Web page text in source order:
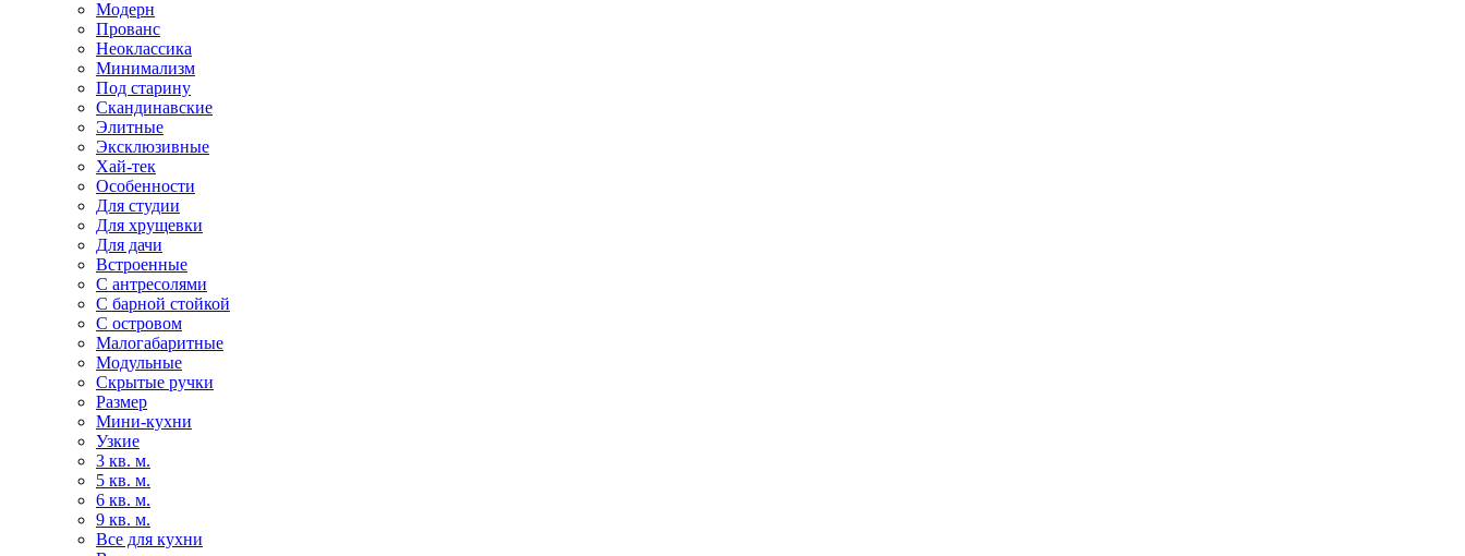
Модерн
Прованс
Неоклассика
Минимализм
Под старину
Скандинавские
Элитные
Эксклюзивные
Хай-тек
Особенности
Для студии
Для хрущевки
Для дачи
Встроенные
С антресолями
С барной стойкой
С островом
Малогабаритные
Модульные
Скрытые ручки
Размер
Мини-кухни
Узкие
3 кв. м.
5 кв. м.
6 кв. м.
9 кв. м.
Все для кухни